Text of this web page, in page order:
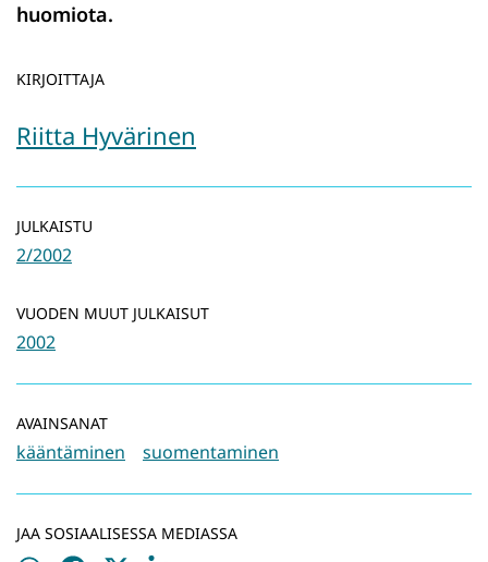
huomiota.
KIRJOITTAJA
Riitta Hyvärinen
JULKAISTU
2/2002
VUODEN MUUT JULKAISUT
2002
AVAINSANAT
kääntäminen suomentaminen
JAA SOSIAALISESSA MEDIASSA